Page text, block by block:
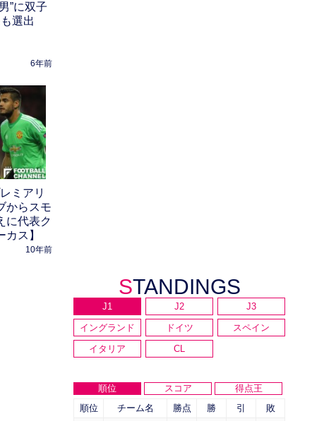
”に双子
選出
6年前
ミアリ
からスモ
に代表ク
ス】
10年前
STANDINGS
J1 J2
J3
イングランド
ドイツ
スペイン
イタリア
CL
順位 スコア
得点王
順位
チーム名 勝点 勝 引 敗